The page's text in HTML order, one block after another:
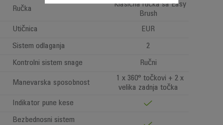
Ručka
Klasična ručka sa Easy
Brush
Utičnica
EUR
Sistem odlaganja 2
Kontrolni sistem snage Ručni
Manevarska sposobnost
1 x 360° točkovi + 2 x
velika zadnja točka
Indikator pune kese
Bezbednosni sistem